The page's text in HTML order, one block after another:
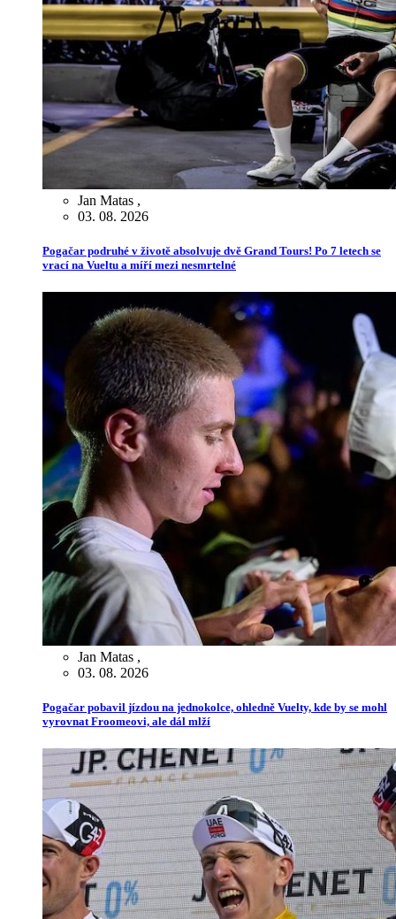
Jan Matas ,
03. 08. 2026
Pogačar podruhé v životě absolvuje dvě Grand Tours! Po 7 letech se
vrací na Vueltu a míří mezi nesmrtelné
Jan Matas ,
03. 08. 2026
Pogačar pobavil jízdou na jednokolce, ohledně Vuelty, kde by se mohl
vyrovnat Froomeovi, ale dál mlží